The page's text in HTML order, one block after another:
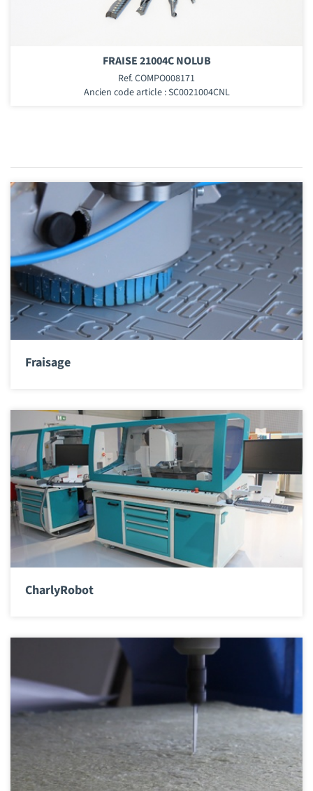
FRAISE 21004C NOLUB
Ref. COMPO008171
Ancien code article : SC0021004CNL
Fraisage
CharlyRobot